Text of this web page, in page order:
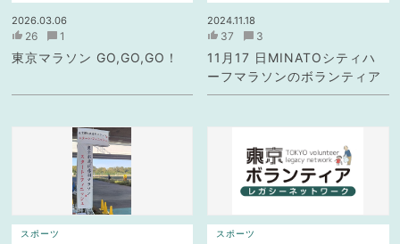
2026.03.06
26 1
東京マラソン GO,GO,GO！
2024.11.18
37 3
11月17 日MINATOシティハ
ーフマラソンのボランティア
スポーツ スポーツ